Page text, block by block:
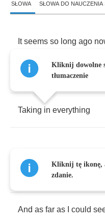
SŁOWA SŁOWA DO NAUCZENIA
It seems so long ago
That I was sitting here
Taking in everything
stopped to look
And as far as could
Kliknij dowolne
tłumaczenie
Kliknij tę ikonę,
zdanie.